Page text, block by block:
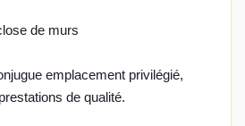
de murs
emplacement privilégié,
de qualité.